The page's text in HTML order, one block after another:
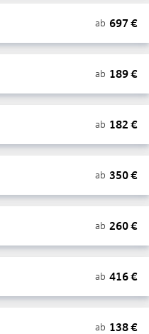
ab 697 €
ab 189€
ab 182 €
ab 350€
ab 260€
ab 416€
ab 138€